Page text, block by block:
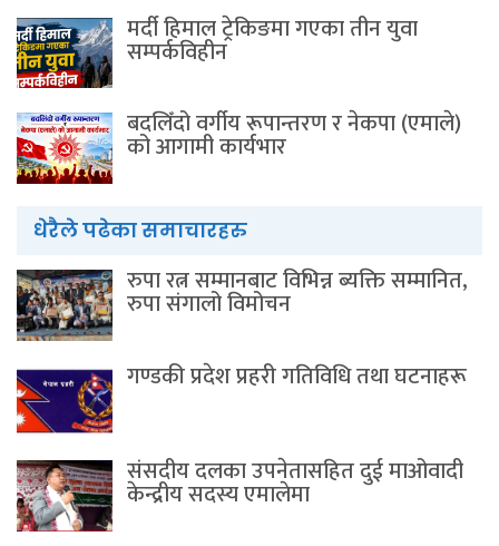
मर्दी हिमाल ट्रेकिङमा गएका तीन युवा
सम्पर्कविहीन
बदलिँदो वर्गीय रूपान्तरण र नेकपा (एमाले)
को आगामी कार्यभार
धेरैले पढेका समाचारहरु
रुपा रत्न सम्मानबाट विभिन्न ब्यक्ति सम्मानित,
रुपा संगालो विमोचन
गण्डकी प्रदेश प्रहरी गतिविधि तथा घटनाहरू
संसदीय दलका उपनेतासहित दुई माओवादी
केन्द्रीय सदस्य एमालेमा